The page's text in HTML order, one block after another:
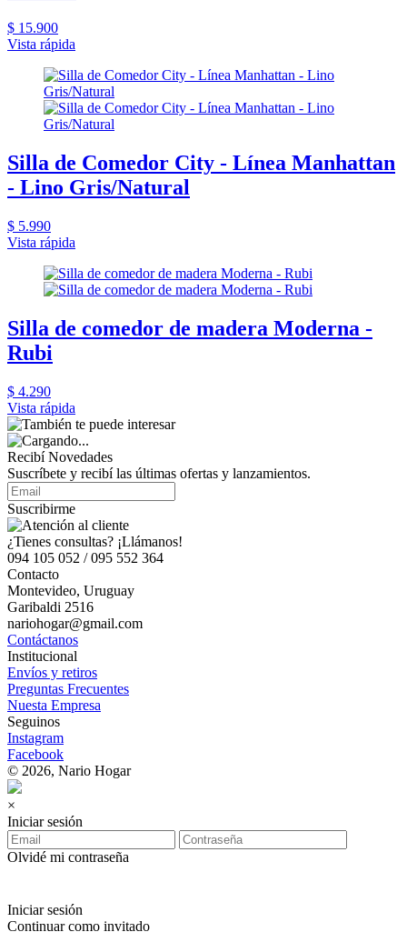
$ 15.900
Vista rápida
Silla de Comedor City - Línea Manhattan
- Lino Gris/Natural
$ 5.990
Vista rápida
Silla de comedor de madera Moderna -
Rubi
$ 4.290
Vista rápida
Recibí Novedades
Suscríbete y recibí las últimas ofertas y lanzamientos.
Suscribirme
¿Tienes consultas? ¡Llámanos!
094 105 052 / 095 552 364
Contacto
Montevideo, Uruguay
Garibaldi 2516
nariohogar@gmail.com
Contáctanos
Institucional
Envíos y retiros
Preguntas Frecuentes
Nuesta Empresa
Seguinos
Instagram
Facebook
© 2026, Nario Hogar
×
Iniciar sesión
Olvidé mi contraseña
Iniciar sesión
Continuar como invitado